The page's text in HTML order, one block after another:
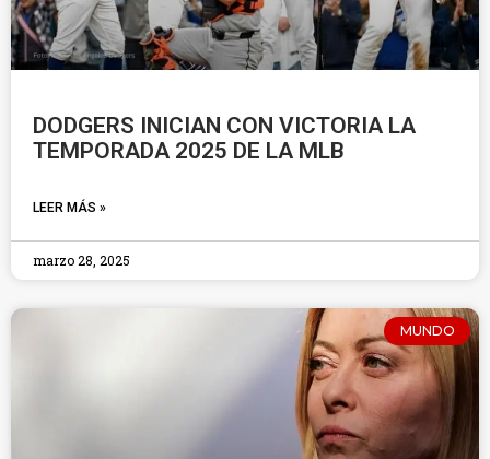
DODGERS INICIAN CON VICTORIA LA
TEMPORADA 2025 DE LA MLB
LEER MÁS »
marzo 28, 2025
MUNDO